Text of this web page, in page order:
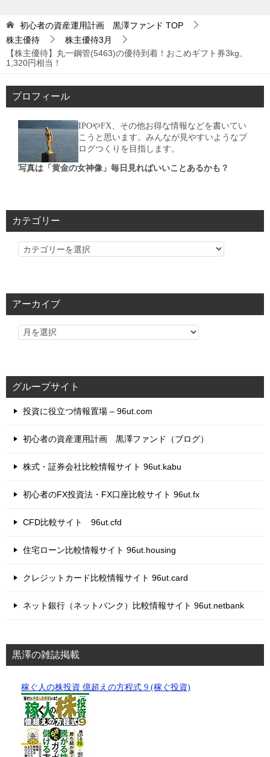
初心者の資産運用計画 黒澤ファンド TOP
株主優待
株主優待3月
【株主優待】丸一鋼管(5463)の優待到着！おこめギフト券3kg、
1,320円相当！
プロフィール
IPOやFX、その他お得な情報などを書いてい
こうと思います。みんなが見やすいようなブ
ログつくりを目指します。
写真は「黄金の女神像」毎日見ればいいことあるかも？
カテゴリー
カ
リ
アーカイブ
グループサイト
投資に役立つ情報置場 – 96ut.com
初心者の資産運用計画 黒澤ファンド（ブログ）
株式・証券会社比較情報サイト 96ut.kabu
初心者のFX投資法・FX口座比較サイト 96ut.fx
CFD比較サイト 96ut.cfd
住宅ローン比較情報サイト 96ut.housing
クレジットカード比較情報サイト 96ut.card
ネット銀行（ネットバンク）比較情報サイト 96ut.netbank
黒澤の雑誌掲載
稼ぐ人の株投資 億超えの方程式 9 (稼ぐ投資)